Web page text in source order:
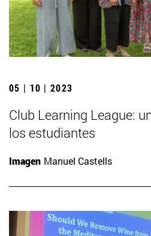
05 | 10 | 2023
Club Learning League:
los estudiantes
Imagen Manuel Castells